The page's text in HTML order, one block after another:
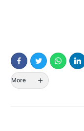
More